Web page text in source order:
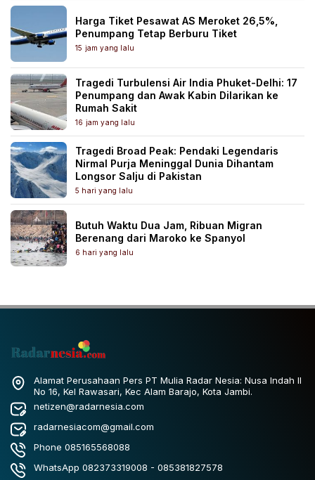
Harga Tiket Pesawat AS Meroket 26,5%,
Penumpang Tetap Berburu Tiket
15 jam yang lalu
Tragedi Turbulensi Air India Phuket-Delhi: 17
Penumpang dan Awak Kabin Dilarikan ke
Rumah Sakit
16 jam yang lalu
Tragedi Broad Peak: Pendaki Legendaris
Nirmal Purja Meninggal Dunia Dihantam
Longsor Salju di Pakistan
5 hari yang lalu
Butuh Waktu Dua Jam, Ribuan Migran
Berenang dari Maroko ke Spanyol
6 hari yang lalu
Alamat Perusahaan Pers PT Mulia Radar Nesia: Nusa Indah II
No 16, Kel Rawasari, Kec Alam Barajo, Kota Jambi.
netizen@radarnesia.com
radarnesiacom@gmail.com
Phone 085165568088
WhatsApp 082373319008 - 085381827578